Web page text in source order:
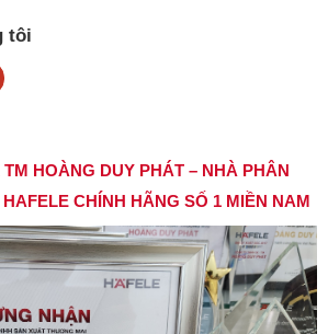
tôi
HOÀNG DUY PHÁT – NHÀ PHÂN
CHÍNH HÃNG SỐ 1 MIỀN NAM